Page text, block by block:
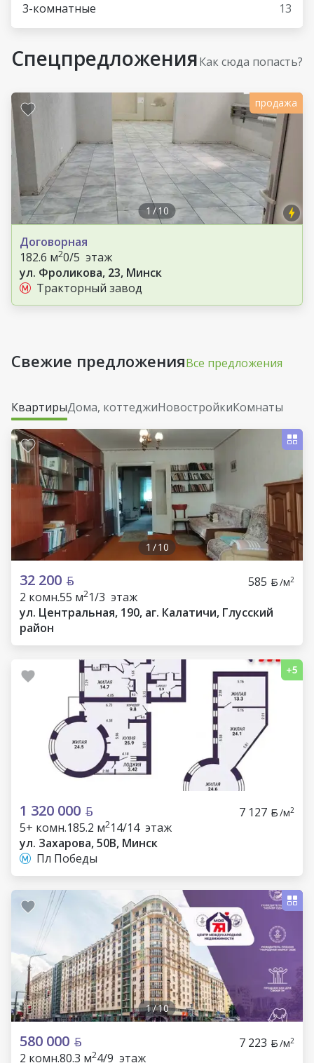
3-комнатные 13
СпецпредложенияКак сюда попасть?
1 /10
продажа
Договорная
182.6 м20/5 этаж
ул. Фроликова, 23, Минск
Тракторный завод
Свежие предложенияВсе предложения
КвартирыДома, коттеджиНовостройкиКомнаты
1 /10
32 200 585 /м2
2 комн.55 м21/3 этаж
ул. Центральная, 190, аг. Калатичи, Глусский
район
1 320 000 7 127 /м2
5+ комн.185.2 м214/14 этаж
ул. Захарова, 50В, Минск
Пл Победы
1/10
580 000 7 223 /м2
2 комн.80.3 м24/9 этаж